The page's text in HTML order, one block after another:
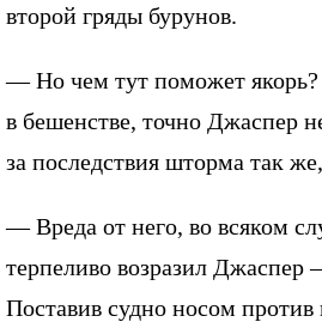
второй гряды бурунов.
— Но чем тут поможет
в бешенстве, точно Джаспер
за последствия шторма так
— Вреда от него, во всяком
терпеливо возразил
Поставив судно носом